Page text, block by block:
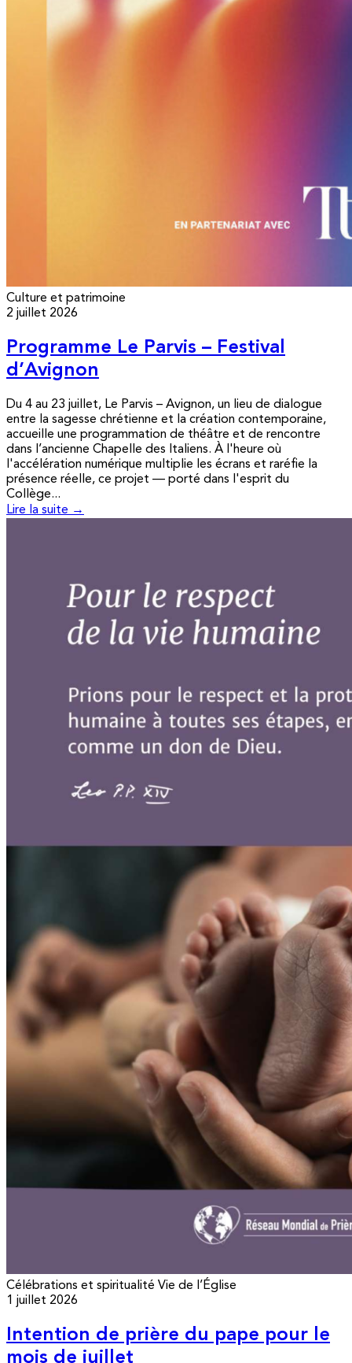
Culture et patrimoine
2 juillet 2026
Programme Le Parvis – Festival
d’Avignon
Du 4 au 23 juillet, Le Parvis – Avignon, un lieu de dialogue
entre la sagesse chrétienne et la création contemporaine,
accueille une programmation de théâtre et de rencontre
dans l’ancienne Chapelle des Italiens. À l'heure où
l'accélération numérique multiplie les écrans et raréfie la
présence réelle, ce projet — porté dans l'esprit du
Collège...
Lire la suite →
Célébrations et spiritualité Vie de l’Église
1 juillet 2026
Intention de prière du pape pour le
mois de juillet